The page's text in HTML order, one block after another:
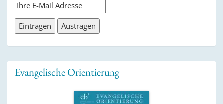
Evangelische Orientierung